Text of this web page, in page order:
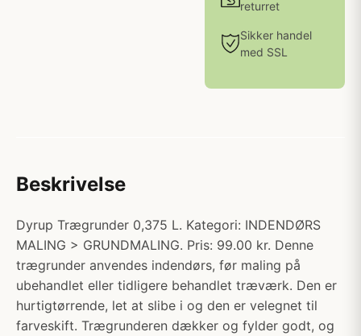
returret
Sikker handel
med SSL
Beskrivelse
Dyrup Trægrunder 0,375 L. Kategori: INDENDØRS
MALING > GRUNDMALING. Pris: 99.00 kr. Denne
trægrunder anvendes indendørs, før maling på
ubehandlet eller tidligere behandlet træværk. Den er
hurtigtørrende, let at slibe i og den er velegnet til
farveskift. Trægrunderen dækker og fylder godt, og